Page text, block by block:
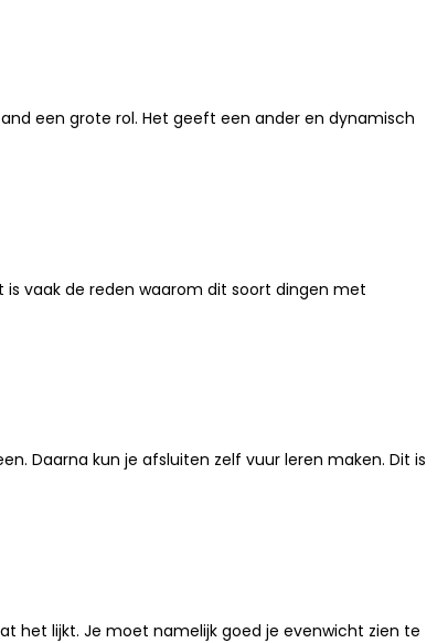
een grote rol. Het geeft een ander en dynamisch
vaak de reden waarom dit soort dingen met
Daarna kun je afsluiten zelf vuur leren maken. Dit is
het lijkt. Je moet namelijk goed je evenwicht zien te